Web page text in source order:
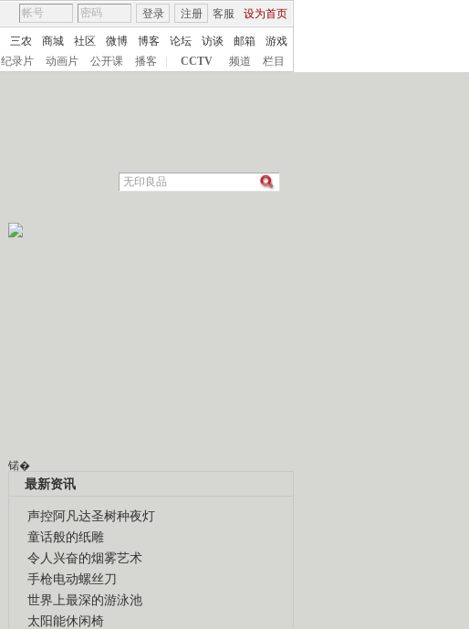
客服 设为首页
登录 注册
三农 商城 社区 微博 博客 论坛 访谈 邮箱
游戏
纪录片 动画片 公开课 播客 CCTV 频道 栏目
锘�
最新资讯
声控阿凡达圣树种夜灯
童话般的纸雕
令人兴奋的烟雾艺术
手枪电动螺丝刀
世界上最深的游泳池
太阳能休闲椅